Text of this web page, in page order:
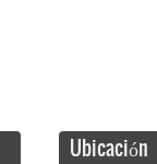
Ubicación